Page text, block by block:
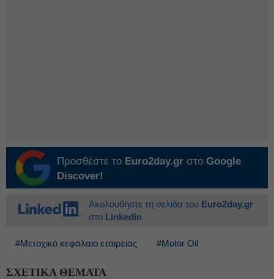
Προσθέστε το Euro2day.gr στο Google
Discover!
Ακολουθήστε τη σελίδα του Euro2day.gr
στο Linkedin
#Μετοχικό κεφάλαιο εταιρείας #Motor Oil
ΣΧΕΤΙΚΑ ΘΕΜΑΤΑ